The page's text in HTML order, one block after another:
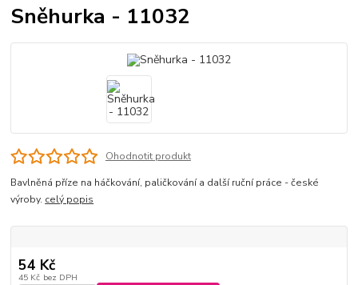
Sněhurka - 11032
Ohodnotit produkt
Bavlněná příze na háčkování, paličkování a další ruční práce - české
výroby. celý popis
54 Kč
45 Kč bez DPH